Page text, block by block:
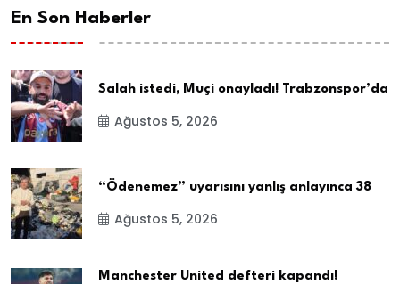
En Son Haberler
Salah istedi, Muçi onayladı! Trabzonspor’da
Ağustos 5, 2026
“Ödenemez” uyarısını yanlış anlayınca 38
Ağustos 5, 2026
Manchester United defteri kapandı!